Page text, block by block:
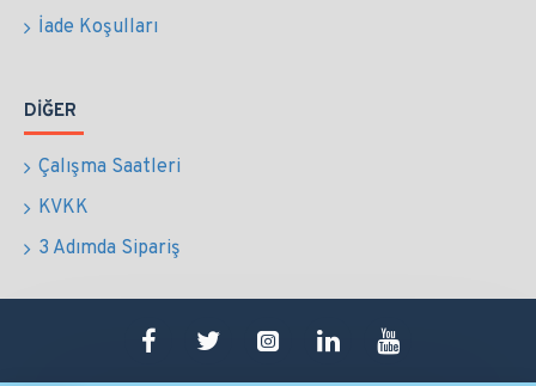
İade Koşulları
DIĞER
Çalışma Saatleri
KVKK
3 Adımda Sipariş